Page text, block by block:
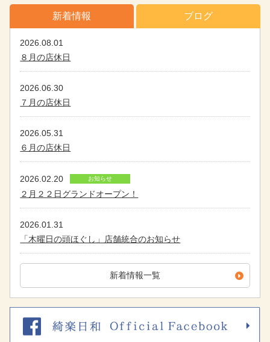
新着情報 ブログ
2026.08.01
８月の店休日
2026.06.30
７月の店休日
2026.05.31
６月の店休日
2026.02.20 お知らせ
２月２２日グランドオープン！
2026.01.31
「木曜日の頭ほぐし」店舗統合のお知らせ
新着情報一覧